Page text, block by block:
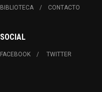
BIBLIOTECA
CONTACTO
SOCIAL
FACEBOOK TWITTER